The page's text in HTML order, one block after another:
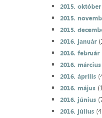
2015. október
2015.
2015.
2016. január
2016. február
2016. március
2016. április
2016. május
2016. június
2016. július